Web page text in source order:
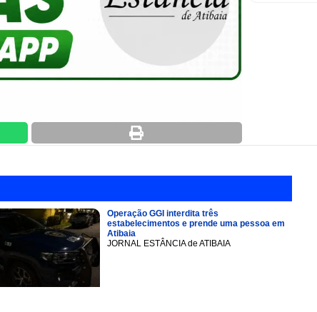
Operação GGI interdita três
estabelecimentos e prende uma pessoa em
Atibaia
JORNAL ESTÂNCIA de ATIBAIA